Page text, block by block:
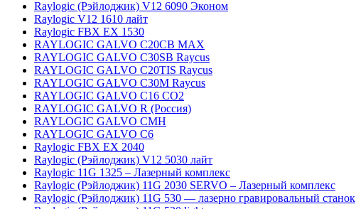
Raylogic (Рэйлоджик) V12 6090 Эконом
Raylogic V12 1610 лайт
Raylogic FBX EX 1530
RAYLOGIC GALVO С20CB MAX
RAYLOGIC GALVO С30SB Raycus
RAYLOGIC GALVO C20TIS Raycus
RAYLOGIC GALVO С30M Raycus
RAYLOGIC GALVO С16 CO2
RAYLOGIC GALVO R (Россия)
RAYLOGIC GALVO CMH
RAYLOGIC GALVO С6
Raylogic FBX EX 2040
Raylogic (Рэйлоджик) V12 5030 лайт
Raylogic 11G 1325 – Лазерный комплекс
Raylogic (Рэйлоджик) 11G 2030 SERVO – Лазерный комплекс
Raylogic (Рэйлоджик) 11G 530 — лазерно гравировальный станок